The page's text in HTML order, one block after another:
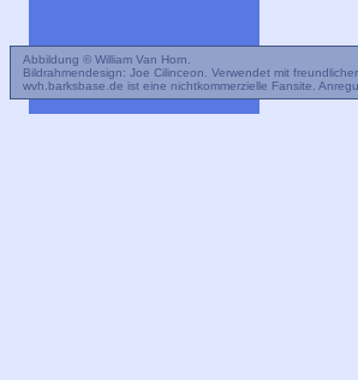
Abbildung © William Van Horn.
Bildrahmendesign: Joe Cilinceon. Verwendet mit
wvh.barksbase.de ist eine nichtkommerzielle Fansite.